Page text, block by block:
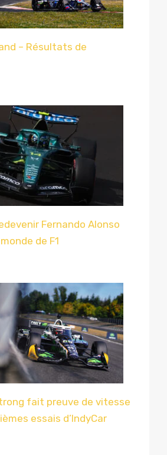
– Résultats de
Fernando Alonso
de F1
fait preuve de vitesse
essais d’IndyCar